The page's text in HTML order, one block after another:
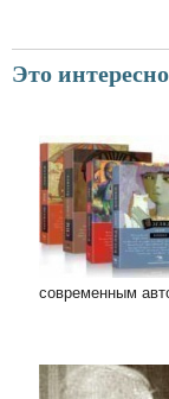
Это
современным